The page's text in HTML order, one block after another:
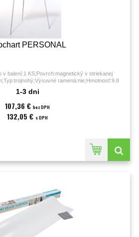
PERSONAL
v balení:1 KS;Povrch:magnetický v striekanej
ramená:nie;Hmotnosť:9.8
1-3 dni
107,36 € bez DPH
132,05 € s DPH